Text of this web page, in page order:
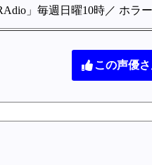
」毎週日曜10時／ ホラ
この声優